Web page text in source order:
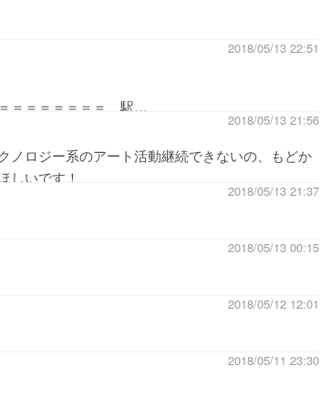
2018/05/13 22:51
＝＝＝＝＝＝＝ 駅
2018/05/13 21:56
ノロジー系のアート活動継続できないの、もどか
しいです！
2018/05/13 21:37
2018/05/13 00:15
2018/05/12 12:01
2018/05/11 23:30